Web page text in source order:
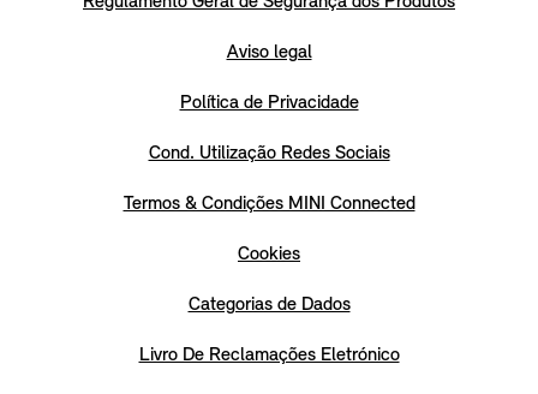
Aviso legal
Política de Privacidade
Cond. Utilização Redes Sociais
Termos & Condições MINI Connected
Cookies
Categorias de Dados
Livro De Reclamações Eletrónico